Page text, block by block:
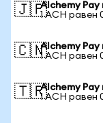
🇯🇵Alchemy Pay
1 ACH равен
🇨🇳Alchemy
1 ACH равен
🇹🇷Alchemy Pay
1 ACH равен